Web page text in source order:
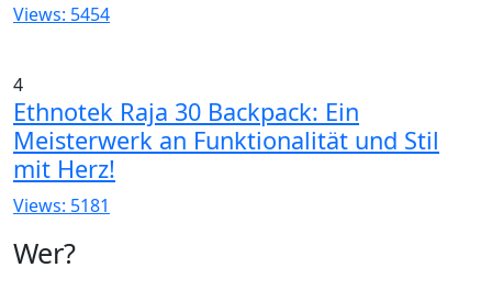
Views: 5454
4
Ethnotek Raja 30 Backpack: Ein
Meisterwerk an Funktionalität und Stil
mit Herz!
Views: 5181
Wer?